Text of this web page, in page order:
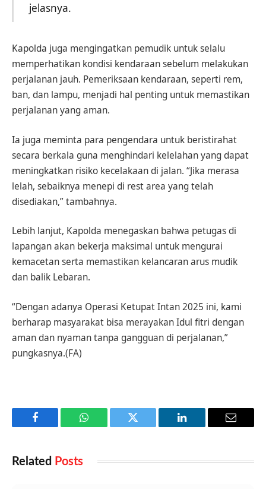
jelasnya.
Kapolda juga mengingatkan pemudik untuk selalu
memperhatikan kondisi kendaraan sebelum melakukan
perjalanan jauh. Pemeriksaan kendaraan, seperti rem,
ban, dan lampu, menjadi hal penting untuk memastikan
perjalanan yang aman.
Ia juga meminta para pengendara untuk beristirahat
secara berkala guna menghindari kelelahan yang dapat
meningkatkan risiko kecelakaan di jalan. “Jika merasa
lelah, sebaiknya menepi di rest area yang telah
disediakan,” tambahnya.
Lebih lanjut, Kapolda menegaskan bahwa petugas di
lapangan akan bekerja maksimal untuk mengurai
kemacetan serta memastikan kelancaran arus mudik
dan balik Lebaran.
“Dengan adanya Operasi Ketupat Intan 2025 ini, kami
berharap masyarakat bisa merayakan Idul fitri dengan
aman dan nyaman tanpa gangguan di perjalanan,”
pungkasnya.(FA)
Facebook WhatsApp Twitter LinkedIn Email
Related Posts